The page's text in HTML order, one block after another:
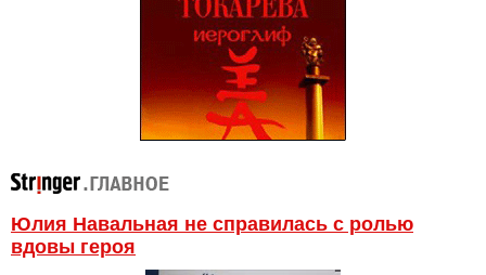
Юлия Навальная не справилась с ролью
вдовы героя